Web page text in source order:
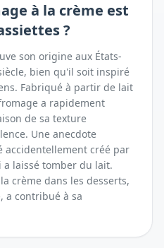
à la crème est
?
son origine aux États-
bien qu'il soit inspiré
Fabriqué à partir de lait
a rapidement
de sa texture
Une anecdote
accidentellement créé par
a laissé tomber du lait.
crème dans les desserts,
a contribué à sa